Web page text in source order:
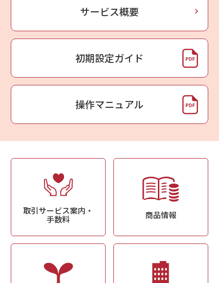
サービス概要
初期設定ガイド
操作マニュアル
取引サービス案内・
手数料 商品情報